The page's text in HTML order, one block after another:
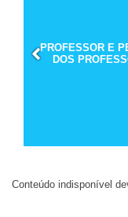
PROFESSOR E
DOS
Conteúdo indisponível